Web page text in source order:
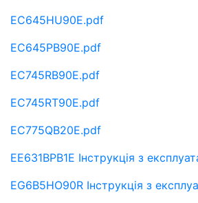
EC645HU90E.pdf
EC645PB90E.pdf
EC745RB90E.pdf
EC745RT90E.pdf
EC775QB20E.pdf
EE631BPB1E Інструкція з
EG6B5HO90R Інструкція з